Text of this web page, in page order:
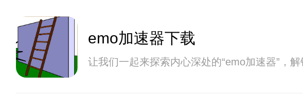
emo加速器下载
让我们一起来探索内心深处的“emo加速器”，